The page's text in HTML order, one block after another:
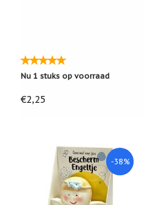
Nieuwsbrieven
Nieuwsbrieven
De
Nu 1 stuks op voorraad
€2,25
-38%